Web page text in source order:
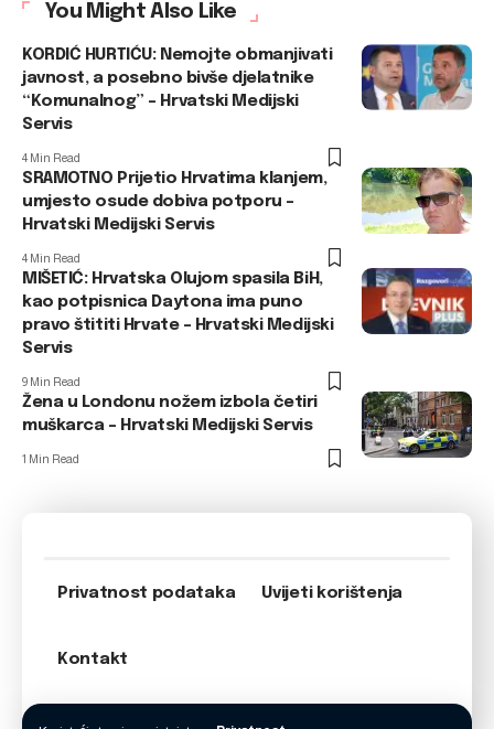
You Might Also Like
KORDIĆ HURTIĆU: Nemojte obmanjivati
javnost, a posebno bivše djelatnike
“Komunalnog” – Hrvatski Medijski
Servis
4 Min Read
SRAMOTNO Prijetio Hrvatima klanjem,
umjesto osude dobiva potporu –
Hrvatski Medijski Servis
4 Min Read
MIŠETIĆ: Hrvatska Olujom spasila BiH,
kao potpisnica Daytona ima puno
pravo štititi Hrvate – Hrvatski Medijski
Servis
9 Min Read
Žena u Londonu nožem izbola četiri
muškarca – Hrvatski Medijski Servis
1 Min Read
Privatnost podataka Uvijeti korištenja
Kontakt